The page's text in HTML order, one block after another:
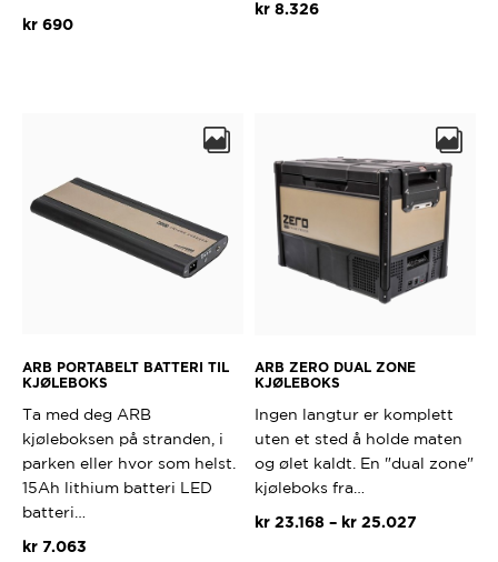
kr690
kr 8.326
ARB PORTABELT BATTERI TIL
KJØLEBOKS
Ta med deg ARB
kjøleboksen på stranden, i
parken eller hvor som helst.
15Ah lithium batteri LED
batteri…
kr7.063
ARB ZERO DUAL ZONE
KJØLEBOKS
Ingen langtur er komplett
uten et sted å holde maten
og ølet kaldt. En "dual zone"
kjøleboks fra…
kr 23.168 – kr 25.027